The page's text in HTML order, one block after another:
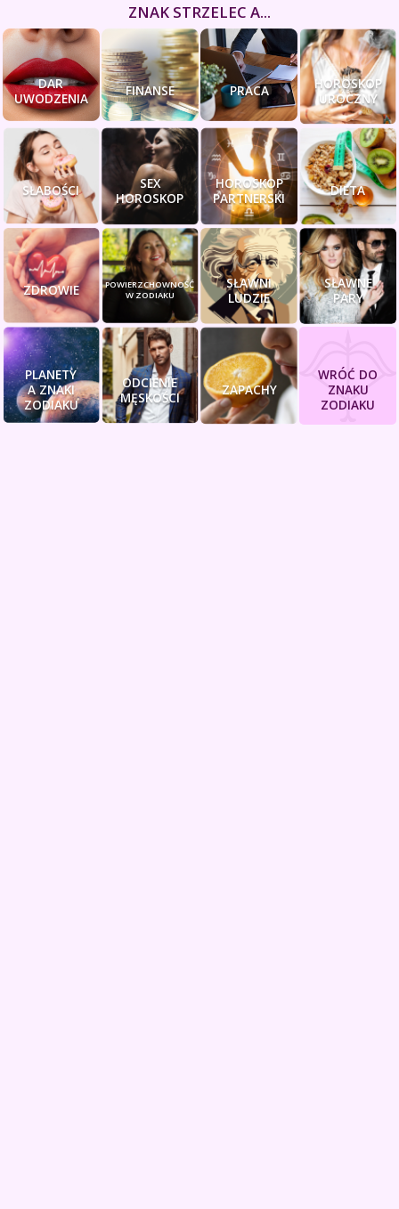
ZNAK STRZELEC A...
DAR
UWODZENIA
FINANSE PRACA
HOROSKOP
UROCZNY
SŁABOŚCI
SEX
HOROSKOP
HOROSKOP
PARTNERSKI
DIETA
ZDROWIE
POWIERZCHOWNOŚĆ
W ZODIAKU
SŁAWNI
LUDZIE
SŁAWNE
PARY
PLANETY
A ZNAKI
ZODIAKU
ODCIENIE
MĘSKOŚCI
ZAPACHY
WRÓĆ DO
ZNAKU
ZODIAKU